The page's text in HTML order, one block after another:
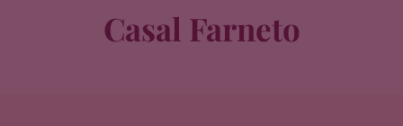
Casal Farneto